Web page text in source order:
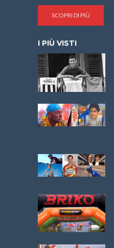
SCOPRI DI PIÙ
I PIÙ VISTI